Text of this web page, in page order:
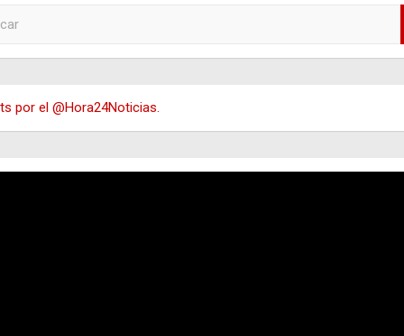
por el @Hora24Noticias.